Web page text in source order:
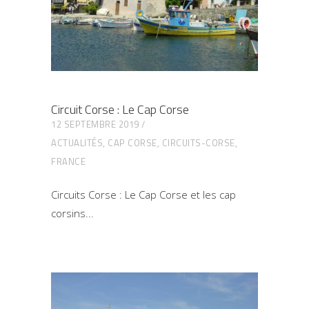
Circuit Corse : Le Cap Corse
12 SEPTEMBRE 2019
ACTUALITÉS, CAP CORSE, CIRCUITS-CORSE,
FRANCE
Circuits Corse : Le Cap Corse et les cap
corsins